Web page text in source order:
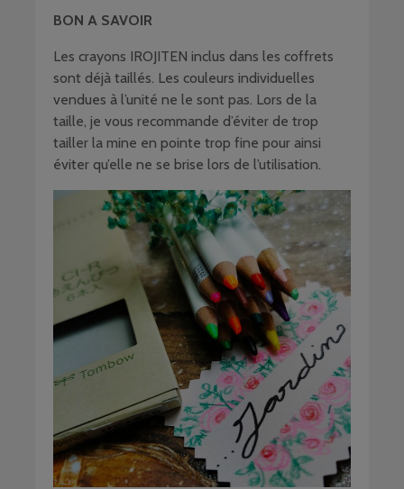
BON A SAVOIR
Les crayons IROJITEN inclus dans les coffrets
sont déjà taillés. Les couleurs individuelles
vendues à l’unité ne le sont pas. Lors de la
taille, je vous recommande d’éviter de trop
tailler la mine en pointe trop fine pour ainsi
éviter qu’elle ne se brise lors de l’utilisation.